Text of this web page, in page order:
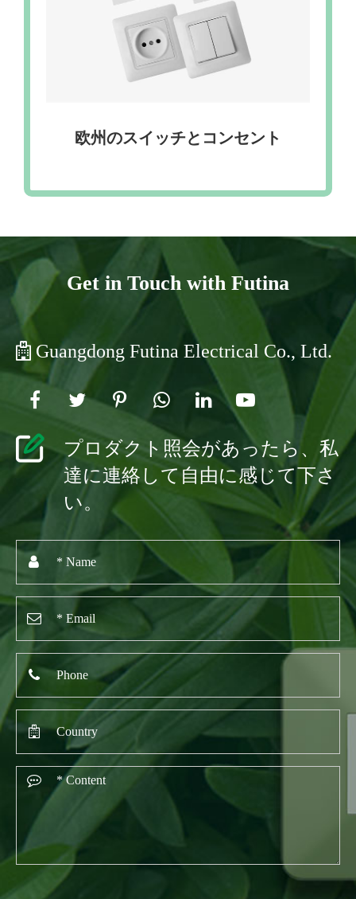
欧州のスイッチとコンセント
Get in Touch with Futina
Guangdong Futina Electrical Co., Ltd.
プロダクト照会があったら、私
達に連絡して自由に感じて下さ
い。